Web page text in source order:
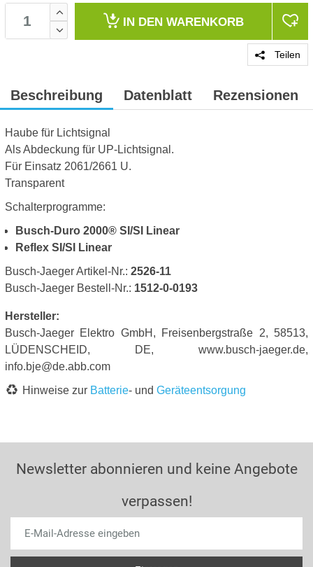
IN DEN WARENKORB
Teilen
Beschreibung Datenblatt Rezensionen
Haube für Lichtsignal
Als Abdeckung für UP-Lichtsignal.
Für Einsatz 2061/2661 U.
Transparent
Schalterprogramme:
Busch-Duro 2000® SI/SI Linear
Reflex SI/SI Linear
Busch-Jaeger Artikel-Nr.: 2526-11
Busch-Jaeger Bestell-Nr.: 1512-0-0193
Hersteller:
Busch-Jaeger Elektro GmbH, Freisenbergstraße 2, 58513,
LÜDENSCHEID, DE, www.busch-jaeger.de,
info.bje@de.abb.com
Hinweise zur Batterie- und Geräteentsorgung
Newsletter abonnieren und keine Angebote
verpassen!